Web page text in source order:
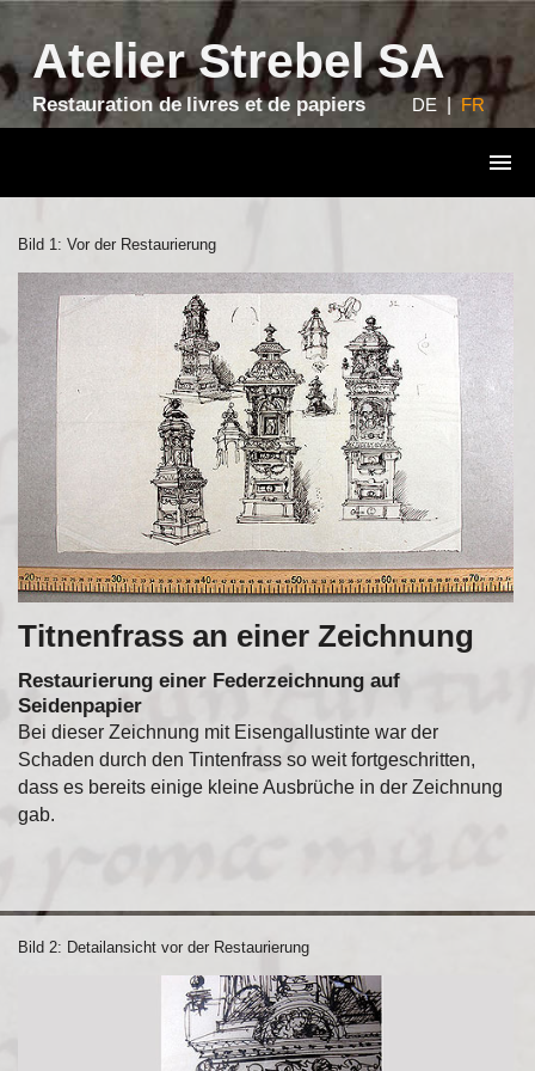
Atelier Strebel SA
Restauration de livres et de papiers DE | FR
Bild 1: Vor der Restaurierung
Titnenfrass an einer Zeichnung
Restaurierung einer Federzeichnung auf
Seidenpapier
Bei dieser Zeichnung mit Eisengallustinte war der
Schaden durch den Tintenfrass so weit fortgeschritten,
dass es bereits einige kleine Ausbrüche in der Zeichnung
gab.
Bild 2: Detailansicht vor der Restaurierung